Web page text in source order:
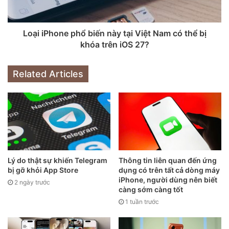
Một nghiên cứu khác do giáo sư Hernan Moscoso Boedo
tại Đại học Cincinnati và nghiên cứu sinh Nathan Hudson
thực hiện đã xem xét dữ liệu từ Ngân hàng Thế giới, bao
thành niên giảm mạnh khi smartphone trở nên phổ biến,
bất kể sự khác biệt về hệ thống chăm sóc sức khỏe, tôn
giáo hay điều kiện kinh tế. Tại Mỹ, các quận có mạng băng
thông rộng nhanh hơn và vùng phủ sóng 4G cũng ghi nhận
tỷ lệ sinh con ở tuổi vị thành niên giảm mạnh hơn.
Loại iPhone phổ biến này tại Việt Nam có thể bị
khóa trên iOS 27?
Related Articles
Lý do thật sự khiến Telegram
bị gỡ khỏi App Store
2 ngày trước
Thông tin liên quan đến ứng
dụng có trên tất cả dòng máy
iPhone, người dùng nên biết
càng sớm càng tốt
1 tuần trước